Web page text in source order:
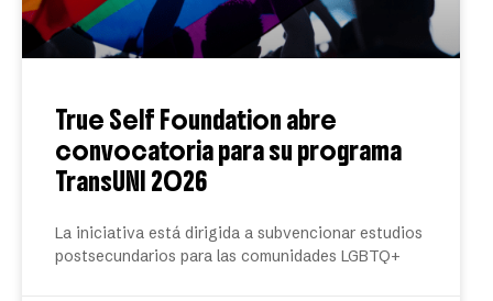
True Self Foundation abre
convocatoria para su programa
TransUNI 2026
La iniciativa está dirigida a subvencionar estudios
postsecundarios para las comunidades LGBTQ+